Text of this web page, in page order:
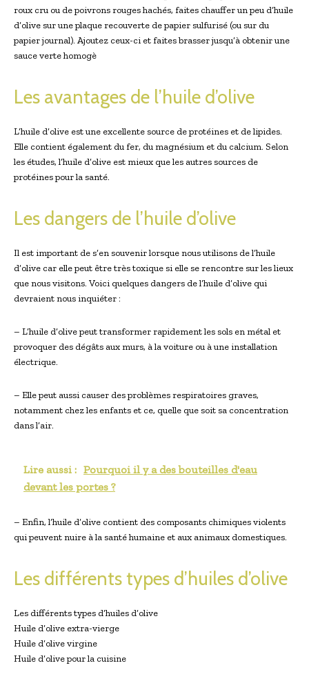
roux cru ou de poivrons rouges hachés, faites chauffer un peu d’huile
d’olive sur une plaque recouverte de papier sulfurisé (ou sur du
papier journal). Ajoutez ceux-ci et faites brasser jusqu’à obtenir une
sauce verte homogè
Les avantages de l’huile d’olive
L’huile d’olive est une excellente source de protéines et de lipides.
Elle contient également du fer, du magnésium et du calcium. Selon
les études, l’huile d’olive est mieux que les autres sources de
protéines pour la santé.
Les dangers de l’huile d’olive
Il est important de s’en souvenir lorsque nous utilisons de l’huile
d’olive car elle peut être très toxique si elle se rencontre sur les lieux
que nous visitons. Voici quelques dangers de l’huile d’olive qui
devraient nous inquiéter :
– L’huile d’olive peut transformer rapidement les sols en métal et
provoquer des dégâts aux murs, à la voiture ou à une installation
électrique.
– Elle peut aussi causer des problèmes respiratoires graves,
notamment chez les enfants et ce, quelle que soit sa concentration
dans l’air.
Lire aussi : Pourquoi il y a des bouteilles d'eau
devant les portes ?
– Enfin, l’huile d’olive contient des composants chimiques violents
qui peuvent nuire à la santé humaine et aux animaux domestiques.
Les différents types d’huiles d’olive
Les différents types d’huiles d’olive
Huile d’olive extra-vierge
Huile d’olive virgine
Huile d’olive pour la cuisine